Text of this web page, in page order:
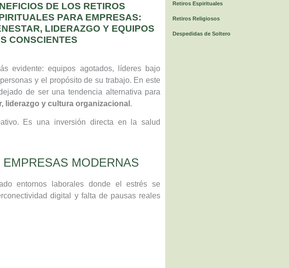
DE LOS RETIROS
PARA EMPRESAS:
LIDERAZGO Y EQUIPOS
CONSCIENTES
evidente: equipos agotados, líderes bajo
y el propósito de su trabajo. En este
de ser una tendencia alternativa para
liderazgo y cultura organizacional .
Es una inversión directa en la salud
MODERNAS
entornos laborales donde el estrés se
digital y falta de pausas reales
Retiros Espirituales
Retiros Religiosos
Despedidas de Soltero